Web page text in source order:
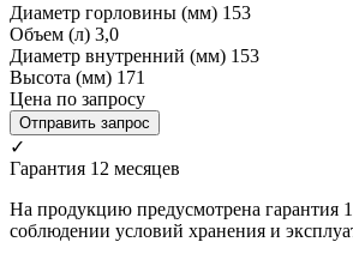
Диаметр горловины (мм) 153
Объем (л) 3,0
Диаметр внутренний (мм) 153
Высота (мм) 171
Цена по запросу
Отправить запрос
✓
Гарантия 12 месяцев
На продукцию предусмотрена гарантия
соблюдении условий хранения и